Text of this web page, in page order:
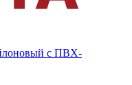
с ПВХ-